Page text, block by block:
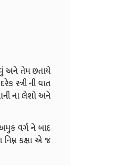
અને તેમ છતાયે
સ્ત્રી ની વાત
ના લેશો અને
વર્ગ ને બાદ
કક્ષા એ જ